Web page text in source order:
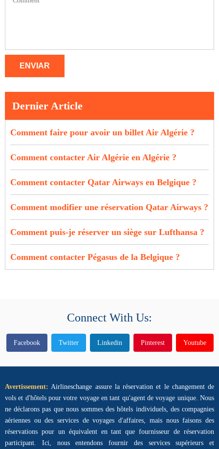
ENVIAR
Dernier Article
Comment faire pour avoir un billet Air Algérie ?
Comment contacter Air Algérie en Algérie ?
Comment contacter Qatar Airways en Belgique ?
Comment modifier une réservation Qatar Airways ?
Comment puis-je réserver un siège sur Lufthansa ?
Comment contacter Pégasus de la Belgique ?
Connect With Us:
Facebook Twitter Linkedin Pinterest Youtube
Avertissement: Airlineschange assure la réservation et le changement de
vols et d'hôtels pour votre voyage en tant qu'agent de voyage unique. Nous
ne déclarons pas que nous sommes des hôtels individuels, des compagnies
aériennes ou des services de voyages d'affaires, mais nous faisons des
réservations pour un équivalent en tant que fournisseur de réservation
participant. Ici, nous entendons fournir des services supérieurs et